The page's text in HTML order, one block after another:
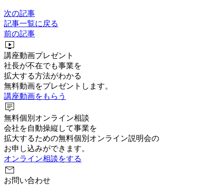
次の記事
記事一覧に戻る
前の記事
live_tv
講座動画プレゼント
社長が不在でも事業を
拡大する方法がわかる
無料動画をプレゼントします。
講座動画をもらう
tooltip_2
無料個別オンライン相談
会社を自動操縦して事業を
拡大するための無料個別オンライン説明会の
お申し込みができます。
オンライン相談をする
mail
お問い合わせ